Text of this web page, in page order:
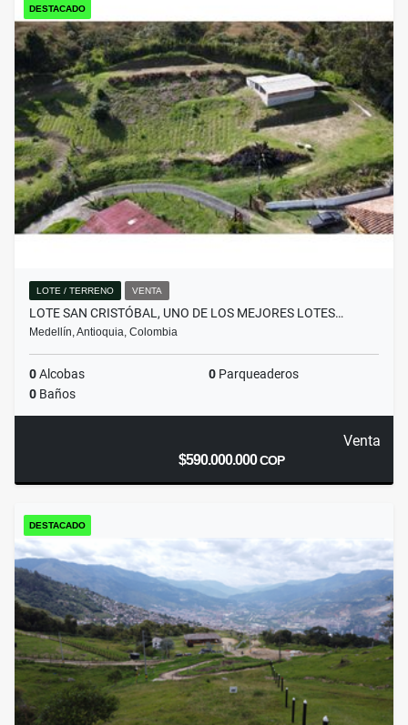
DESTACADO
LOTE / TERRENO VENTA
LOTE SAN CRISTÓBAL, UNO DE LOS MEJORES LOTES…
Medellín, Antioquia, Colombia
0Alcobas 0 Parqueaderos
0 Baños
Venta
$590.000.000COP
DESTACADO